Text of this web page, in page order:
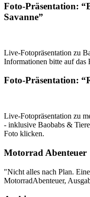
Foto-Präsentation:
Savanne”
Live-Fotopräsentation zu
Informationen bitte auf das
Foto-Präsentation:
Live-Fotopräsentation zu
- inklusive Baobabs &
Foto klicken.
Motorrad Abenteuer
"Nicht alles nach Plan.
MotorradAbenteuer,